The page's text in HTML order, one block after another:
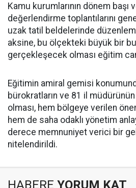
​Kamu kurumlarının dönem başı
değerlendirme toplantılarını
uzak tatil beldelerinde düzenleme
aksine, bu ölçekteki büyük bir
gerçekleşecek olması eğitim
​Eğitimin amiral gemisi
bürokratların ve 81 il
olması, hem bölgeye verilen
hem de saha odaklı yönetim
derece memnuniyet verici bir
nitelendirildi.
HABERE YORUM KAT